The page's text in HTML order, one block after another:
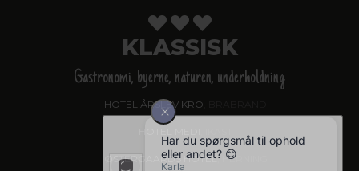
KLASSISK
Gastronomi, byerne, naturen, underholdning
HOTEL ÅRSLEV KRO
ØSTERGAARDS HOTEL, HERNING